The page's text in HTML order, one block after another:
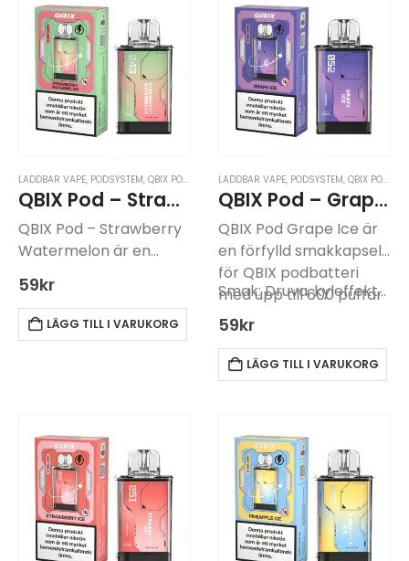
LADDBAR VAPE, PODSYSTEM, QBIX PODSYSTEM
QBIX Pod – Strawberry Watermelon -14mg
QBIX Pod – Strawberry
Watermelon är en
förfylld, utbytbar
smakkapsel med
smakprofil av jordgubb
och vattenmelon,
nikotinsalt och
levererar upp till 600…
59kr
LÄGG TILL I VARUKORG
LADDBAR VAPE, PODSYSTEM, QBIX PODSYSTEM
QBIX Pod – Grape Ice -14mg
QBIX Pod Grape Ice är
en förfylld smakkapsel
för QBIX podbatteri
med upp till 600 puffar
och 14 mg/ml nikotin.
och kyla.
Smak: Druva, kyleffekt…
59kr
LÄGG TILL I VARUKORG